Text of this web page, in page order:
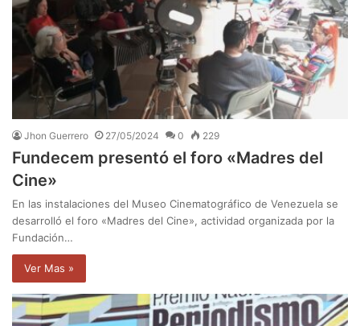
Jhon Guerrero 27/05/2024 0 229
Fundecem presentó el foro «Madres del
Cine»
En las instalaciones del Museo Cinematográfico de Venezuela se
desarrolló el foro «Madres del Cine», actividad organizada por la
Fundación…
Ver Mas »